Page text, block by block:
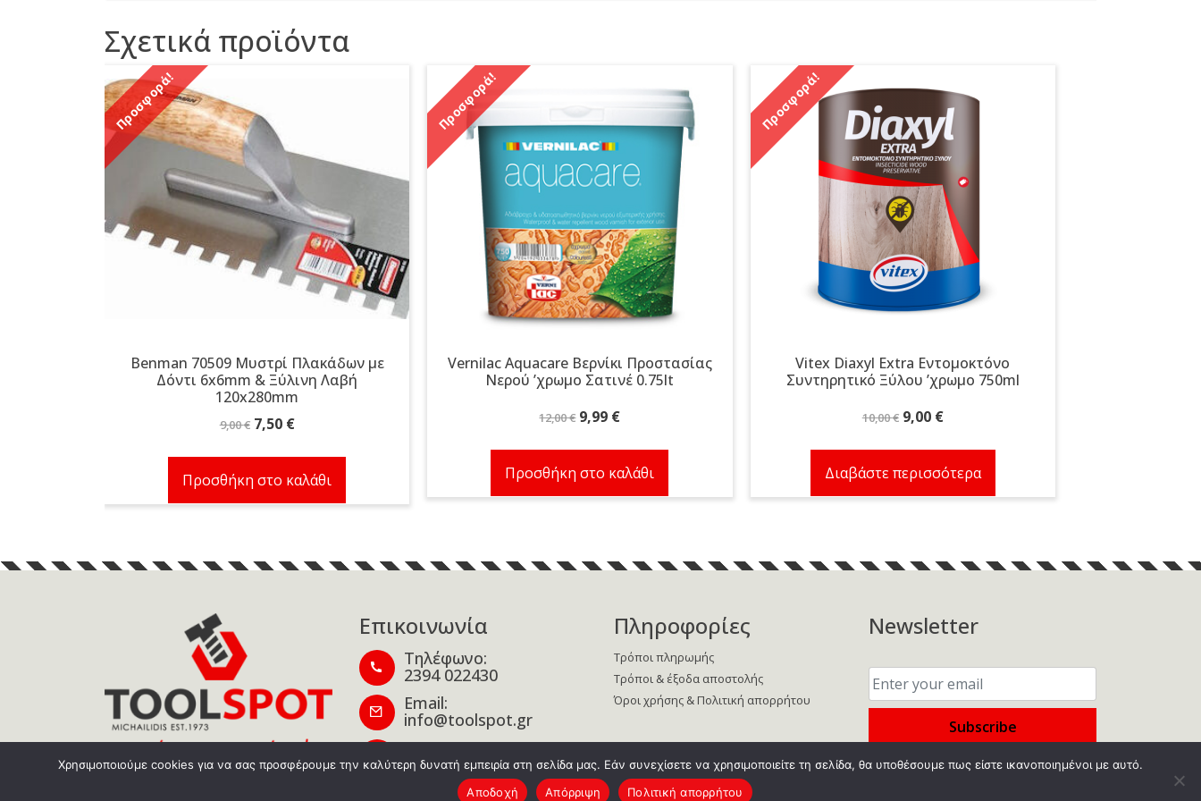
Σχετικά προϊόντα
Προσφορά!
Benman 70509 Μυστρί Πλακάδων με
Δόντι 6x6mm & Ξύλινη Λαβή
120x280mm
9,00€ Original
9,00 €.
7,50 €Η
είναι:
7,50 €.
Προσθήκη στο καλάθι
Προσφορά!
Vernilac Aquacare Βερνίκι Προστασίας
Νερού ʼχρωμο Σατινέ 0.75lt
12,00€ Original
12,00 €.
9,99 €Η
είναι:
9,99 €.
Προσθήκη στο καλάθι
Προσφορά!
Vitex Diaxyl Extra Εντομοκτόνο
Συντηρητικό Ξύλου ʼχρωμο 750ml
10,00€ Original
10,00 €.
9,00 €Η
είναι:
9,00 €.
Διαβάστε περισσότερα
Επικοινωνία
Τηλέφωνο:
2394 022430
Email:
info@toolspot.gr
Facebook
Πληροφορίες
Τρόποι πληρωμής
Τρόποι & έξοδα αποστολής
Όροι χρήσης & Πολιτική απορρήτου
Newsletter
your
email:
Χρησιμοποιούμε cookies για να σας προσφέρουμε την καλύτερη δυνατή εμπειρία στη σελίδα μας. Εάν συνεχίσετε να χρησιμοποιείτε τη σελίδα, θα υποθέσουμε πως είστε ικανοποιημένοι με αυτό.
Αποδοχή
Απόρριψη Πολιτική απορρήτου